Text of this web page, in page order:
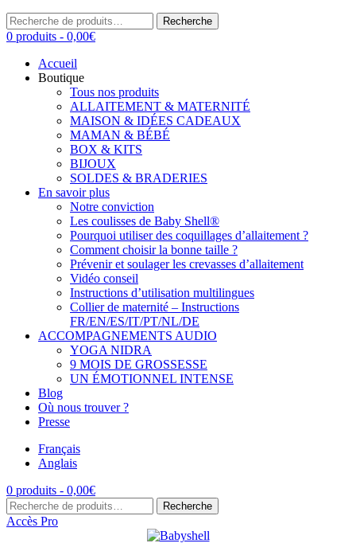
Recherche
pour :
Recherche
0 produits - 0,00€
Accueil
Boutique
Tous nos produits
ALLAITEMENT & MATERNITÉ
MAISON & IDÉES CADEAUX
MAMAN & BÉBÉ
BOX & KITS
BIJOUX
SOLDES & BRADERIES
En savoir plus
Notre conviction
Les coulisses de Baby Shell®
Pourquoi utiliser des coquillages d’allaitement ?
Comment choisir la bonne taille ?
Prévenir et soulager les crevasses d’allaitement
Vidéo conseil
Instructions d’utilisation multilingues
Collier de maternité – Instructions
FR/EN/ES/IT/PT/NL/DE
ACCOMPAGNEMENTS AUDIO
YOGA NIDRA
9 MOIS DE GROSSESSE
UN ÉMOTIONNEL INTENSE
Blog
Où nous trouver ?
Presse
Français
Anglais
0 produits - 0,00€
Recherche
pour :
Recherche
Accès Pro